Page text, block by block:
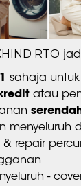
RTO
sahaja
atau
menyeluruh
& repair
-